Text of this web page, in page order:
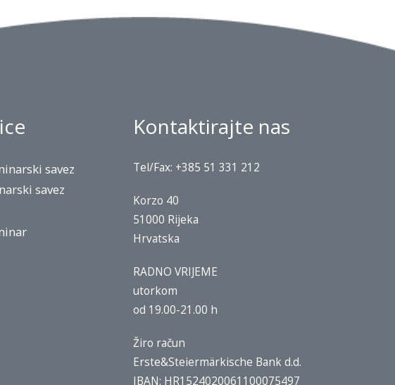
savez
savez
Kontaktirajte nas
Tel/Fax: +385 51 331 212
Korzo 40
51000 Rijeka
Hrvatska
RADNO VRIJEME
utorkom
od 19.00-21.00 h
Žiro račun
Erste&Steiermärkische Bank d.d.
IBAN: HR1524020061100075497